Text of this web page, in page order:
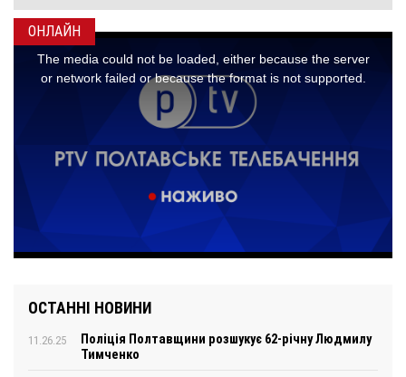
ОНЛАЙН
ОСТАННІ НОВИНИ
11.26.25
Поліція Полтавщини розшукує 62-річну Людмилу
Тимченко